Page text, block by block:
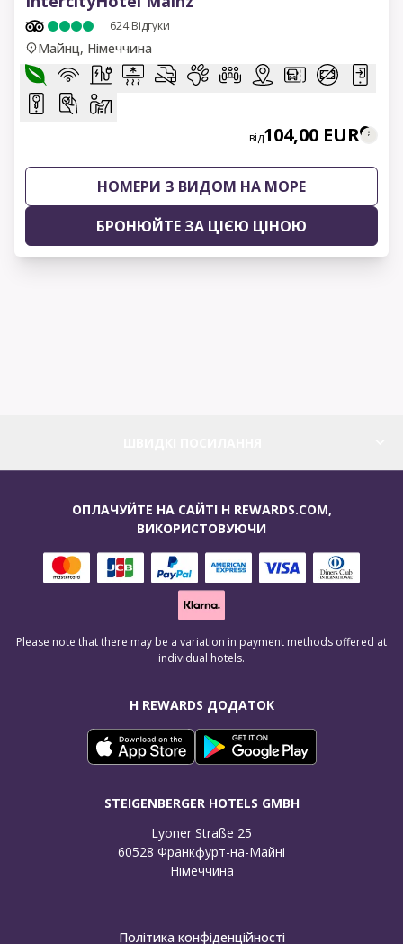
624 Відгуки
Майнц, Німеччина
від104,00 EUR
НОМЕРИ З ВИДОМ НА МОРЕ
БРОНЮЙТЕ ЗА ЦІЄЮ ЦІНОЮ
H REWARDS ДОДАТОК
STEIGENBERGER HOTELS GMBH
Lyoner Straße 25
60528 Франкфурт-на-Майні
Німеччина
ОПЛАЧУЙТЕ НА САЙТІ H REWARDS.COM,
ВИКОРИСТОВУЮЧИ
Please note that there may be a variation in payment methods offered at
individual hotels.
Політика конфіденційності